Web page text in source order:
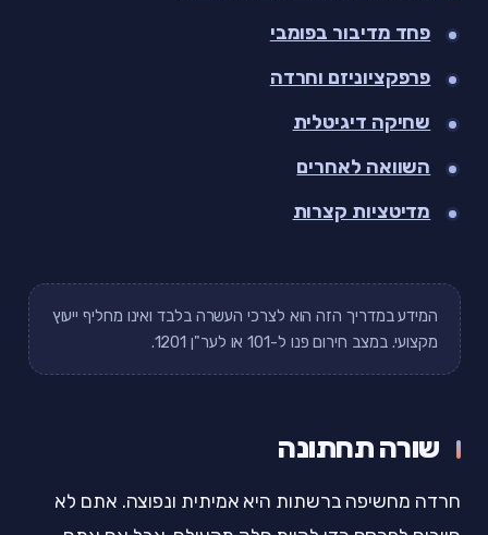
פחד מדיבור בפומבי
פרפקציוניזם וחרדה
שחיקה דיגיטלית
השוואה לאחרים
מדיטציות קצרות
המידע במדריך הזה הוא לצרכי העשרה בלבד ואינו מחליף ייעוץ
מקצועי. במצב חירום פנו ל-101 או לער"ן 1201.
שורה תחתונה
חרדה מחשיפה ברשתות היא אמיתית ונפוצה. אתם לא